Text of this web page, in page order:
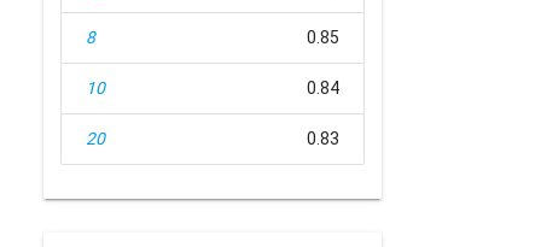
8 0.85
10 0.84
20 0.83